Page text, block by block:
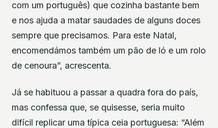
com um português) que cozinha bastante bem
e nos ajuda a matar saudades de alguns doces
sempre que precisamos. Para este Natal,
encomendámos também um pão de ló e um rolo
de cenoura”, acrescenta.
Já se habituou a passar a quadra fora do país,
mas confessa que, se quisesse, seria muito
difícil replicar uma típica ceia portuguesa: “Além